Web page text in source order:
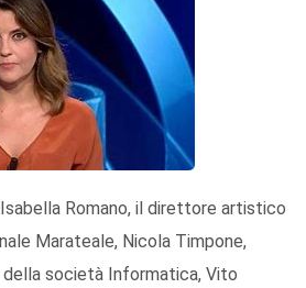
Romano, il direttore artistico
Marateale, Nicola Timpone,
della società Informatica, Vito